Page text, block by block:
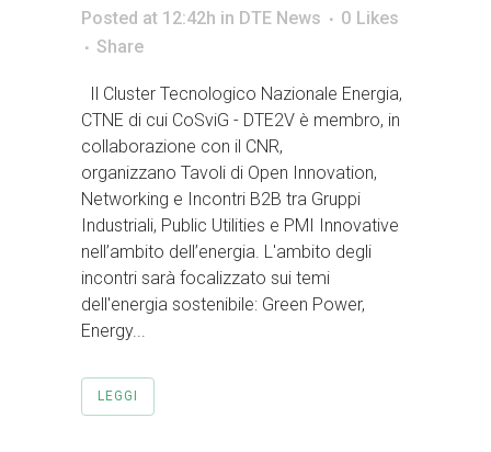
Posted at 12:42h in DTE News 0 Likes
Share
Il Cluster Tecnologico Nazionale Energia,
CTNE di cui CoSviG - DTE2V è membro, in
collaborazione con il CNR,
organizzano Tavoli di Open Innovation,
Networking e Incontri B2B tra Gruppi
Industriali, Public Utilities e PMI Innovative
nell’ambito dell’energia. L'ambito degli
incontri sarà focalizzato sui temi
dell'energia sostenibile: Green Power,
Energy...
LEGGI